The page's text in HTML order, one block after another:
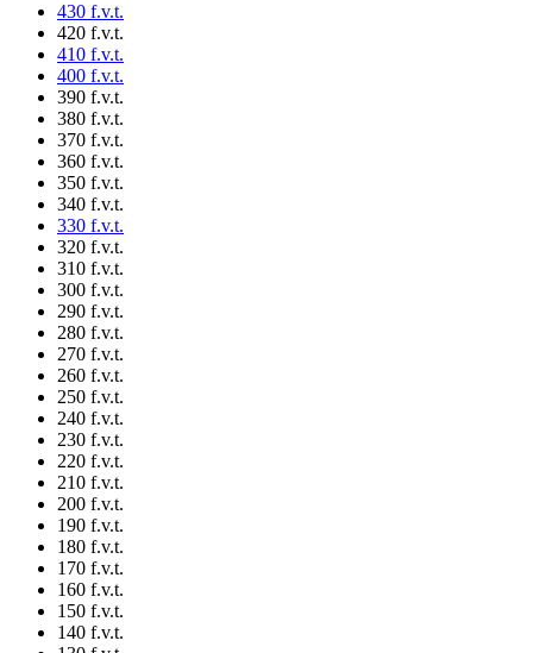
430 f.v.t.
420 f.v.t.
410 f.v.t.
400 f.v.t.
390 f.v.t.
380 f.v.t.
370 f.v.t.
360 f.v.t.
350 f.v.t.
340 f.v.t.
330 f.v.t.
320 f.v.t.
310 f.v.t.
300 f.v.t.
290 f.v.t.
280 f.v.t.
270 f.v.t.
260 f.v.t.
250 f.v.t.
240 f.v.t.
230 f.v.t.
220 f.v.t.
210 f.v.t.
200 f.v.t.
190 f.v.t.
180 f.v.t.
170 f.v.t.
160 f.v.t.
150 f.v.t.
140 f.v.t.